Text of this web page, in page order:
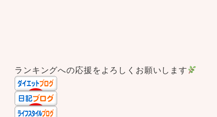
ランキングへの応援をよろしくお願いします